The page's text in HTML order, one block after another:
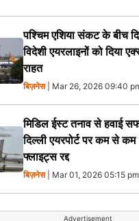
पश्चिम एशिया संकट के बीच
विदेशी एयरलाइनों को दिया
राहत
बिज़नेस| Mar 26, 2026 09:40
मिडिल ईस्ट तनाव से हवाई
दिल्ली एयरपोर्ट पर कम से
फ्लाइट्स रद्द
बिज़नेस| Mar 01, 2026 05:15
Advertisement